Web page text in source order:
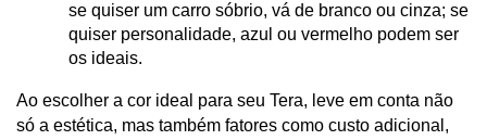
se quiser um carro sóbrio, vá de branco ou cinza; se
quiser personalidade, azul ou vermelho podem ser
os ideais.
Ao escolher a cor ideal para seu Tera, leve em conta não
só a estética, mas também fatores como custo adicional,